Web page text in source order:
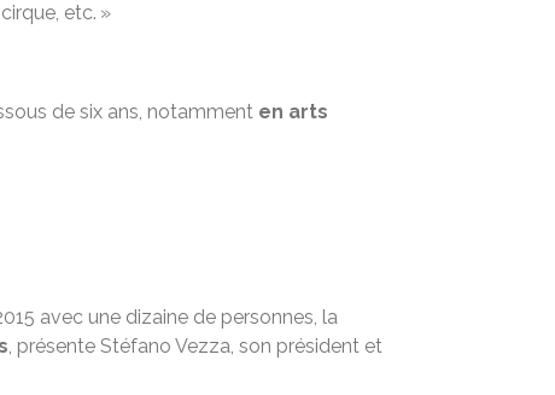
etc. »
de six ans, notamment en arts
avec une dizaine de personnes, la
, présente Stéfano Vezza, son président et